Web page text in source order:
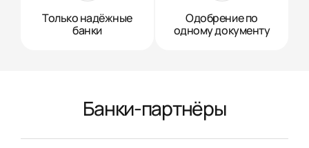
Только надёжные
банки
Одобрение по
одному документу
Банки-партнёры